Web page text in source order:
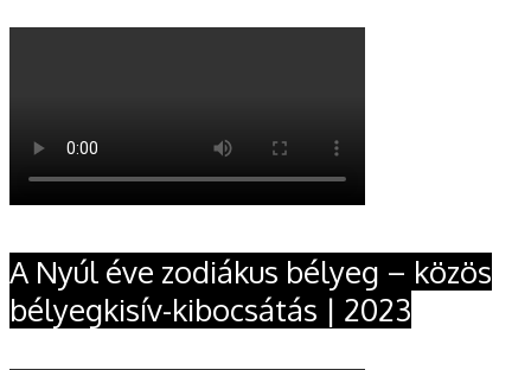
A Nyúl éve zodiákus bélyeg – közös
bélyegkisív-kibocsátás | 2023